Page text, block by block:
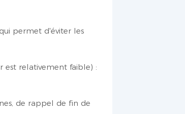
permet d'éviter les
relativement faible) :
de rappel de fin de